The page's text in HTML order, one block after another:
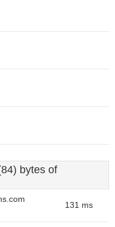
bytes of
131 ms